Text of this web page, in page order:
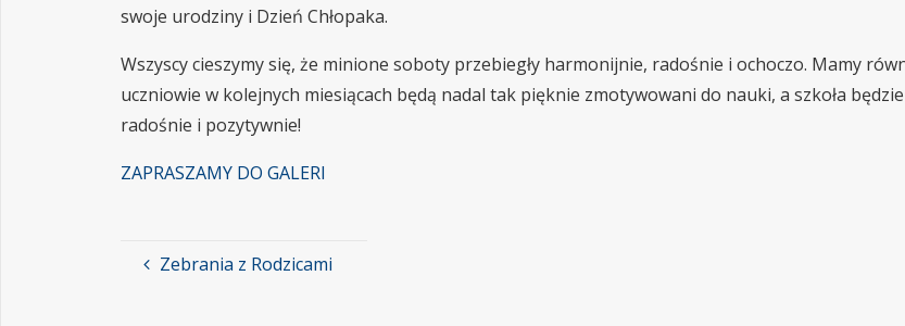
swoje urodziny i Dzień Chłopaka.
Wszyscy cieszymy się, że minione soboty przebiegły harmonijnie, radośnie i ochoczo. Mamy
uczniowie w kolejnych miesiącach będą nadal tak pięknie zmotywowani do nauki, a szkoła
radośnie i pozytywnie!
ZAPRASZAMY DO GALERI
Zebrania z Rodzicami